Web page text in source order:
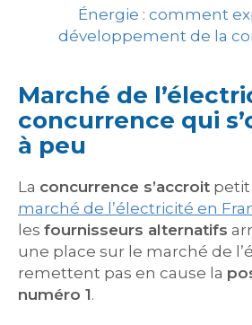
Énergie : comment
développement de la
Marché de
concurrence qui
à peu
La concurrence s’accroit petit
marché de l’électricité en
les fournisseurs alternatifs
une place sur le marché de
remettent pas en cause la
numéro 1.